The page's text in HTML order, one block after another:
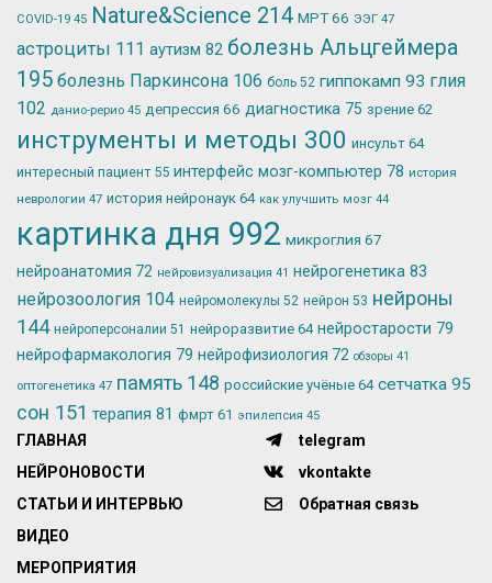
COVID-19 45 Nature&Science 214 МРТ66 ЭЭГ 47
астроциты 111 аутизм 82 болезнь Альцгеймера
195 болезнь Паркинсона 106 боль 52 гиппокамп 93 глия
102 данио-рерио 45 депрессия 66 диагностика 75 зрение 62
инструменты и методы 300 инсульт 64
интересный пациент 55 интерфейс мозг-компьютер 78 история
неврологии 47 история нейронаук 64 как улучшить мозг 44
картинка дня 992 микроглия 67
нейроанатомия 72 нейровизуализация 41 нейрогенетика 83
нейрозоология 104 нейромолекулы 52 нейрон 53 нейроны
144 нейроперсоналии 51 нейроразвитие 64 нейростарости 79
нейрофармакология 79 нейрофизиология 72 обзоры 41
оптогенетика 47 память 148 российские учёные 64 сетчатка 95
сон 151 терапия 81 фмрт 61 эпилепсия 45
ГЛАВНАЯ
НЕЙРОНОВОСТИ
СТАТЬИ И ИНТЕРВЬЮ
ВИДЕО
МЕРОПРИЯТИЯ
telegram
vkontakte
Обратная связь